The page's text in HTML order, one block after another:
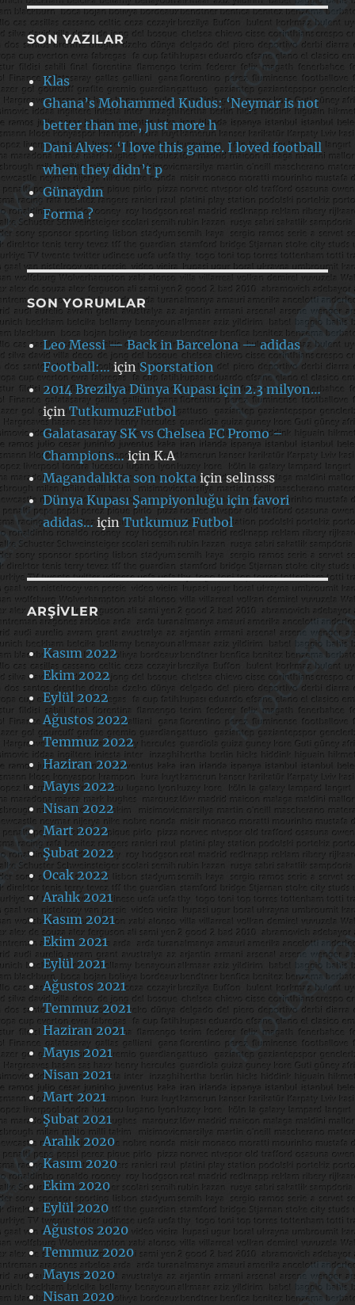
SON YAZILAR
Klas
Ghana’s Mohammed Kudus: ‘Neymar is not
better than me, just more h
Dani Alves: ‘I love this game. I loved football
when they didn’t p
Günaydın
Forma ?
SON YORUMLAR
Leo Messi — Back in Barcelona — adidas
Football:…içinSporstation
2014 Brezilya Dünya Kupası için 2.3 milyon…
içinTutkumuzFutbol
Galatasaray SK vs Chelsea FC Promo –
Champions…içinK.A
Magandalıkta son nokta içinselinsss
Dünya Kupası Şampiyonluğu için favori
adidas… içinTutkumuz Futbol
ARŞIVLER
Kasım 2022
Ekim 2022
Eylül 2022
Ağustos 2022
Temmuz 2022
Haziran 2022
Mayıs 2022
Nisan 2022
Mart 2022
Şubat 2022
Ocak 2022
Aralık 2021
Kasım 2021
Ekim 2021
Eylül 2021
Ağustos 2021
Temmuz 2021
Haziran 2021
Mayıs 2021
Nisan 2021
Mart 2021
Şubat 2021
Aralık 2020
Kasım 2020
Ekim 2020
Eylül 2020
Ağustos 2020
Temmuz 2020
Mayıs 2020
Nisan 2020